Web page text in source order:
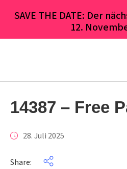
SAVE THE DATE: Der
12.
14387 – Free
28. Juli 2025
Share: